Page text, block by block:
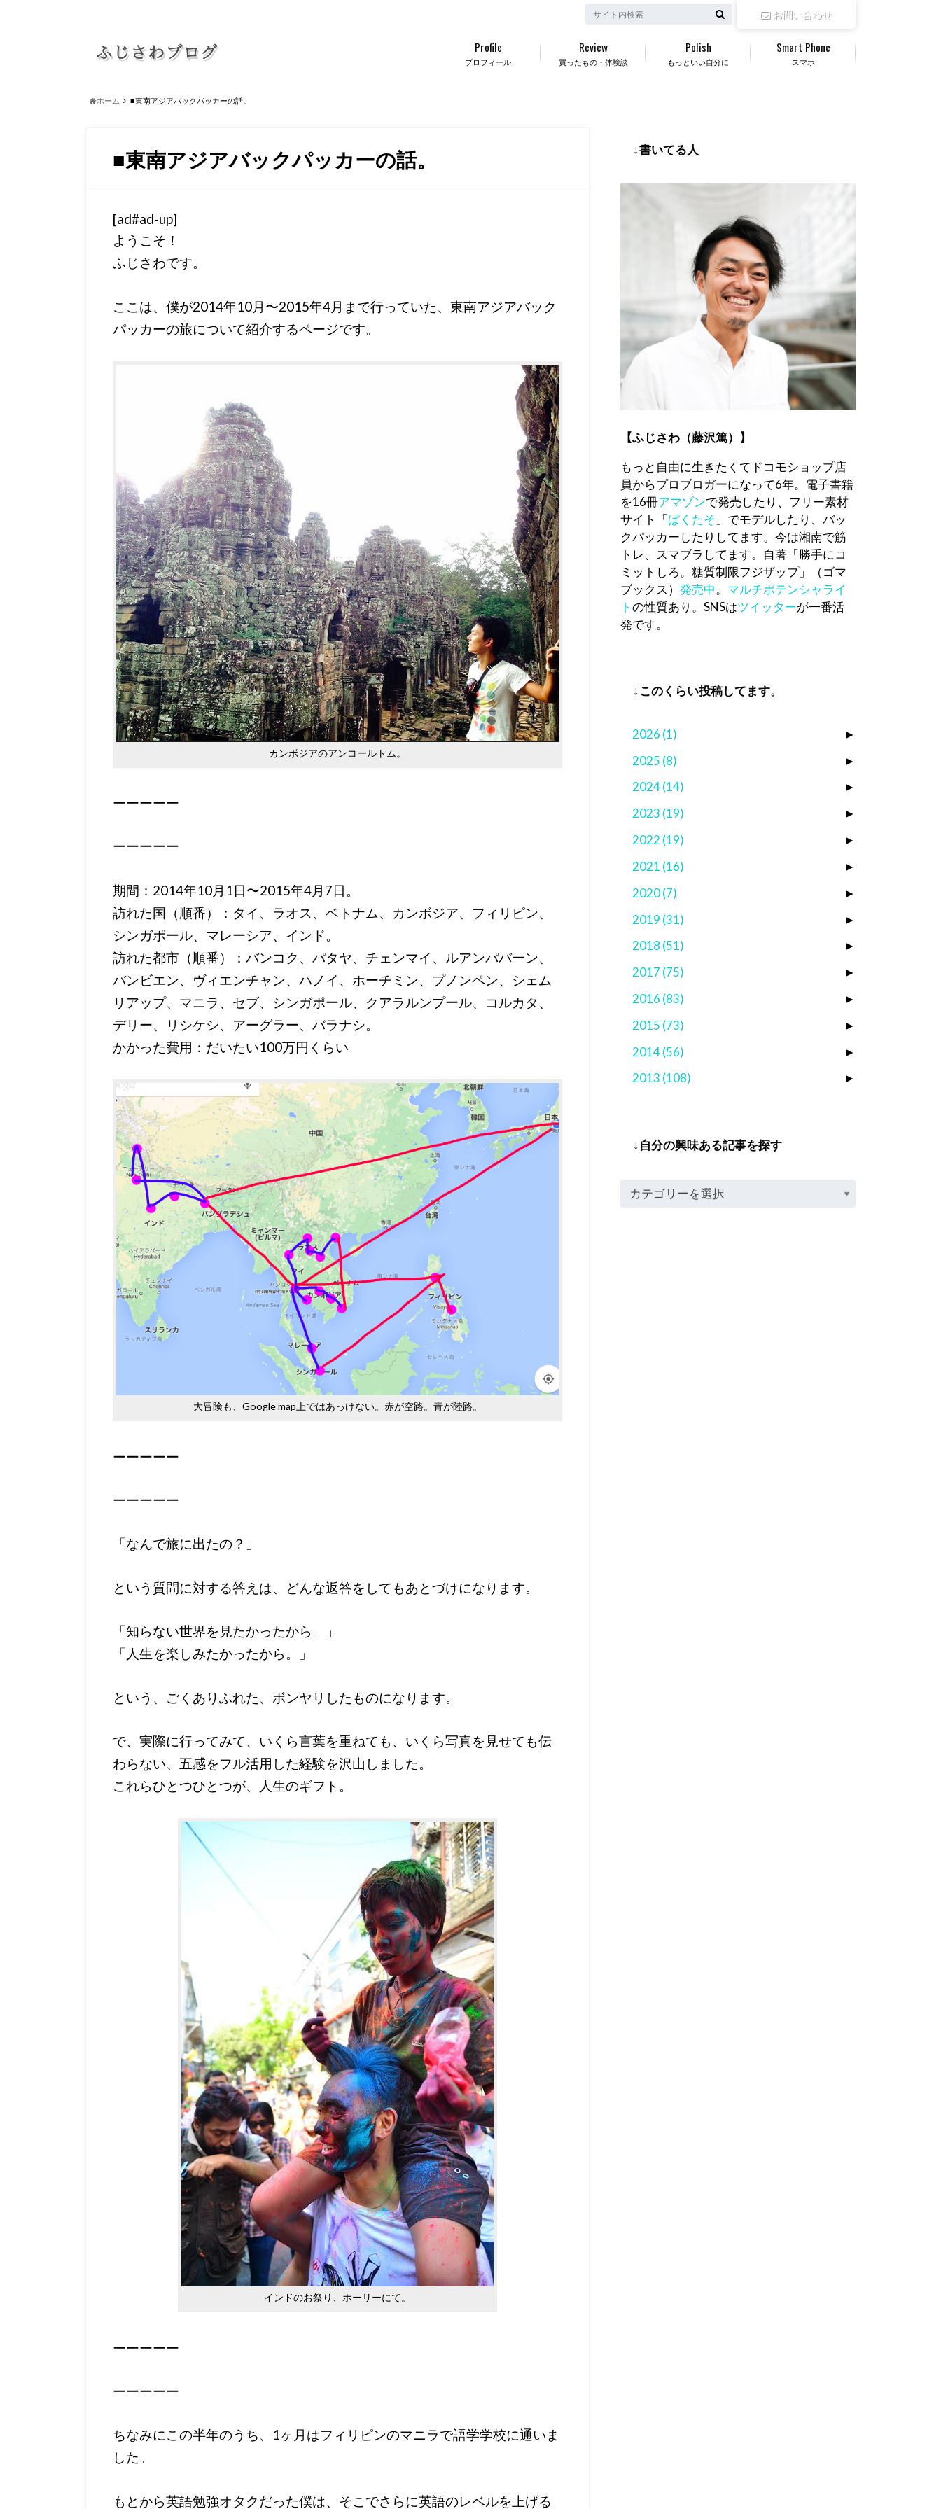
お問い合わせ
プロフィール
Profile
買ったもの・体験談
Review
もっといい自分に
Polish
スマホ
Smart Phone
ホーム ■東南アジアバックパッカーの話。
■東南アジアバックパッカーの話。
[ad#ad-up]
ようこそ！
ふじさわです。
ここは、僕が2014年10月〜2015年4月まで行っていた、東南アジアバック
パッカーの旅について紹介するページです。
カンボジアのアンコールトム。
ーーーーー
ーーーーー
期間：2014年10月1日〜2015年4月7日。
訪れた国（順番）：タイ、ラオス、ベトナム、カンボジア、フィリピン、
シンガポール、マレーシア、インド。
訪れた都市（順番）：バンコク、パタヤ、チェンマイ、ルアンパバーン、
バンビエン、ヴィエンチャン、ハノイ、ホーチミン、プノンペン、シェム
リアップ、マニラ、セブ、シンガポール、クアラルンプール、コルカタ、
デリー、リシケシ、アーグラー、バラナシ。
かかった費用：だいたい100万円くらい
大冒険も、Google map上ではあっけない。赤が空路。青が陸路。
ーーーーー
ーーーーー
「なんで旅に出たの？」
という質問に対する答えは、どんな返答をしてもあとづけになります。
「知らない世界を見たかったから。」
「人生を楽しみたかったから。」
という、ごくありふれた、ボンヤリしたものになります。
で、実際に行ってみて、いくら言葉を重ねても、いくら写真を見せても伝
わらない、五感をフル活用した経験を沢山しました。
これらひとつひとつが、人生のギフト。
インドのお祭り、ホーリーにて。
ーーーーー
ーーーーー
ちなみにこの半年のうち、1ヶ月はフィリピンのマニラで語学学校に通いま
した。
もとから英語勉強オタクだった僕は、そこでさらに英語のレベルを上げる
↓書いてる人
【ふじさわ（藤沢篤）】
もっと自由に生きたくてドコモショップ店
員からプロブロガーになって6年。電子書籍
を16冊アマゾンで発売したり、フリー素材
サイト「ぱくたそ 」でモデルしたり、バッ
クパッカーしたりしてます。今は湘南で筋
トレ、スマブラしてます。自著「勝手にコ
ミットしろ。糖質制限フジザップ」（ゴマ
ブックス） 発売中。 マルチポテンシャライ
トの性質あり。SNSはツイッターが一番活
発です。
↓このくらい投稿してます。
►
2026 (1)
►
2025 (8)
►
2024(14)
►
2023 (19)
►
2022 (19)
►
2021 (16)
►
2020(7)
►
2019 (31)
►
2018 (51)
►
2017 (75)
►
2016 (83)
►
2015 (73)
►
2014(56)
►
2013 (108)
↓自分の興味ある記事を探す